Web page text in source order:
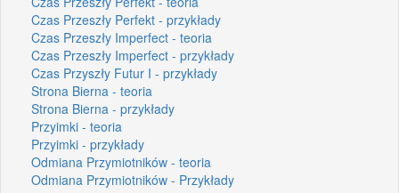
Czas Przeszły Perfekt - przykłady
Czas Przeszły Imperfect - teoria
Czas Przeszły Imperfect - przykłady
Czas Przyszły Futur I - przykłady
Strona Bierna - teoria
Strona Bierna - przykłady
Przyimki - teoria
Przyimki - przykłady
Odmiana Przymiotników - teoria
Odmiana Przymiotników - Przykłady